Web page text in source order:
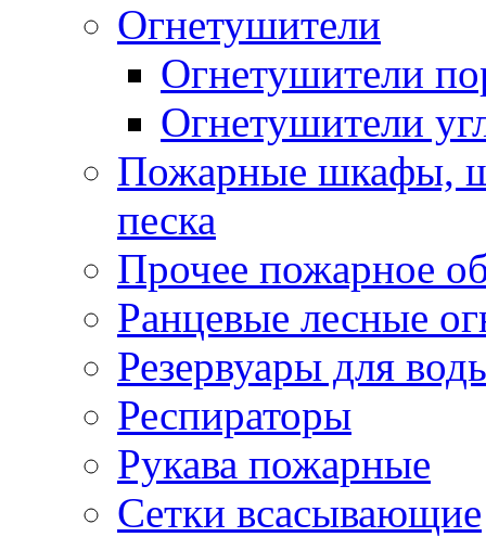
Огнетушители
Огнетушители
Огнетушители
Пожарные шкафы,
песка
Прочее пожарное
Ранцевые лесные
Резервуары для
Респираторы
Рукава пожарные
Сетки всасывающие